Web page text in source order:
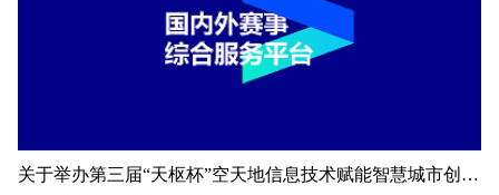
关于举办第三届“天枢杯”空天地信息技术赋能智慧城市创新应用大赛的通知